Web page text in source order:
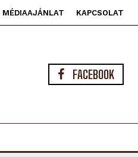
MÉDIAAJÁNLAT KAPCSOLAT
FACEBOOK